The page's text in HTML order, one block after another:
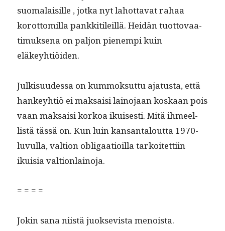
suo­ma­laisille , jot­ka nyt lahot­ta­vat rahaa
korot­tomil­la pankki­tileil­lä. Hei­dän tuot­to­vaa­
timuk­se­na on paljon pienem­pi kuin
eläkeyhtiöiden.
Julk­isu­udessa on kummok­sut­tu aja­tus­ta, että
han­key­htiö ei mak­saisi lain­o­jaan koskaan pois
vaan mak­saisi korkoa ikuis­es­ti. Mitä ihmeel­
listä tässä on. Kun luin kansan­talout­ta 1970-
luvul­la, val­tion oblig­aa­tioil­la tarkoitet­ti­in
ikuisia valtionlainoja.
= = = =
Jokin sana niistä juok­se­vista menoista.